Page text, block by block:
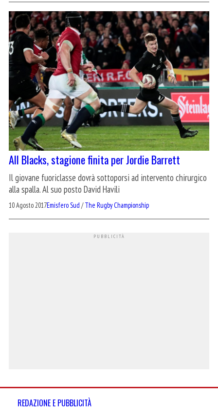
All Blacks, stagione finita per Jordie Barrett
Il giovane fuoriclasse dovrà sottoporsi ad intervento chirurgico
alla spalla. Al suo posto David Havili
10 Agosto 2017Emisfero Sud /The Rugby Championship
REDAZIONE E PUBBLICITÀ